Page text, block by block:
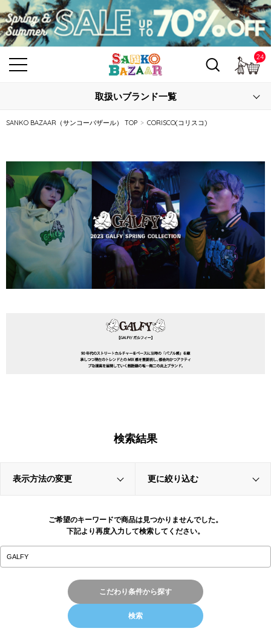
24カ
取扱いブランド一覧
SANKO BAZAAR（サンコーバザール） TOP CORISCO(コリスコ)
検索結果
表示方法の変更 更に絞り込む
ご希望のキーワードで商品は見つかりませんでした。
下記より再度入力して検索してください。
こだわり条件から探す